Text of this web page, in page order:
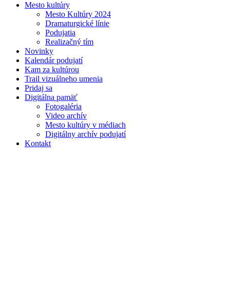
Mesto kultúry
Mesto Kultúry 2024
Dramaturgické línie
Podujatia
Realizačný tím
Novinky
Kalendár podujatí
Kam za kultúrou
Trail vizuálneho umenia
Pridaj sa
Digitálna pamäť
Fotogaléria
Video archív
Mesto kultúry v médiach
Digitálny archív podujatí
Kontakt